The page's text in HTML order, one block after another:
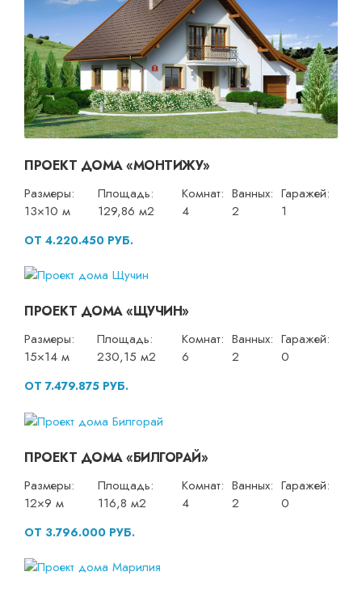
ПРОЕКТ ДОМА «МОНТИЖУ»
Размеры:
13×10 м
Площадь:
129,86 м2
Комнат:
4
Ванных:
2
Гаражей:
1
ОТ 4.220.450 РУБ.
ПРОЕКТ ДОМА «ЩУЧИН»
Размеры:
15×14 м
Площадь:
230,15 м2
Комнат:
6
Ванных:
2
Гаражей:
0
ОТ 7.479.875 РУБ.
ПРОЕКТ ДОМА «БИЛГОРАЙ»
Размеры:
12×9 м
Площадь:
116,8 м2
Комнат:
4
Ванных:
2
Гаражей:
0
ОТ 3.796.000 РУБ.